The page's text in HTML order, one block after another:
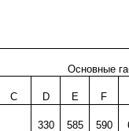
Основные
C D E F
330 585 590